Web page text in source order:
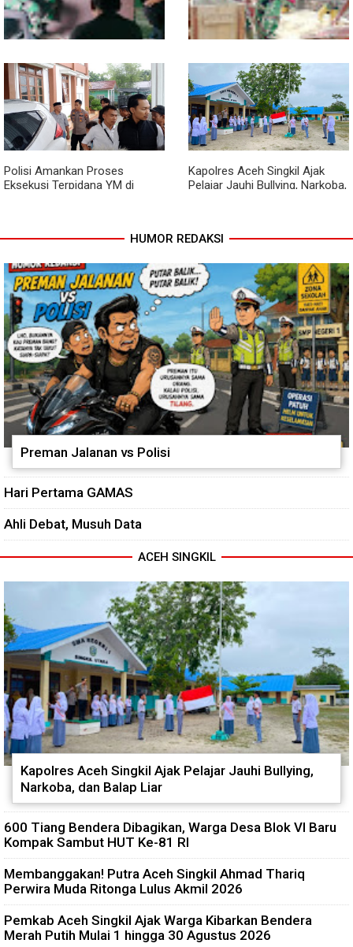
Babinsa dan Bhabinkamtibmas
Ajak Warga Semarakkan HUT
RI ke-81 dengan Kibarkan
Merah Putih
Cuaca Tak Jadi Penghalang,
Pengecoran Kepala Jembatan
Garuda dan Pengacian Terus
Dikebut
Polisi Amankan Proses
Eksekusi Terpidana YM di
Kapolres Aceh Singkil Ajak
Pelajar Jauhi Bullying, Narkoba,
HUMOR REDAKSI
Preman Jalanan vs Polisi
Hari Pertama GAMAS
Ahli Debat, Musuh Data
ACEH SINGKIL
Kapolres Aceh Singkil Ajak Pelajar Jauhi Bullying,
Narkoba, dan Balap Liar
600 Tiang Bendera Dibagikan, Warga Desa Blok VI Baru
Kompak Sambut HUT Ke-81 RI
Membanggakan! Putra Aceh Singkil Ahmad Thariq
Perwira Muda Ritonga Lulus Akmil 2026
Pemkab Aceh Singkil Ajak Warga Kibarkan Bendera
Merah Putih Mulai 1 hingga 30 Agustus 2026